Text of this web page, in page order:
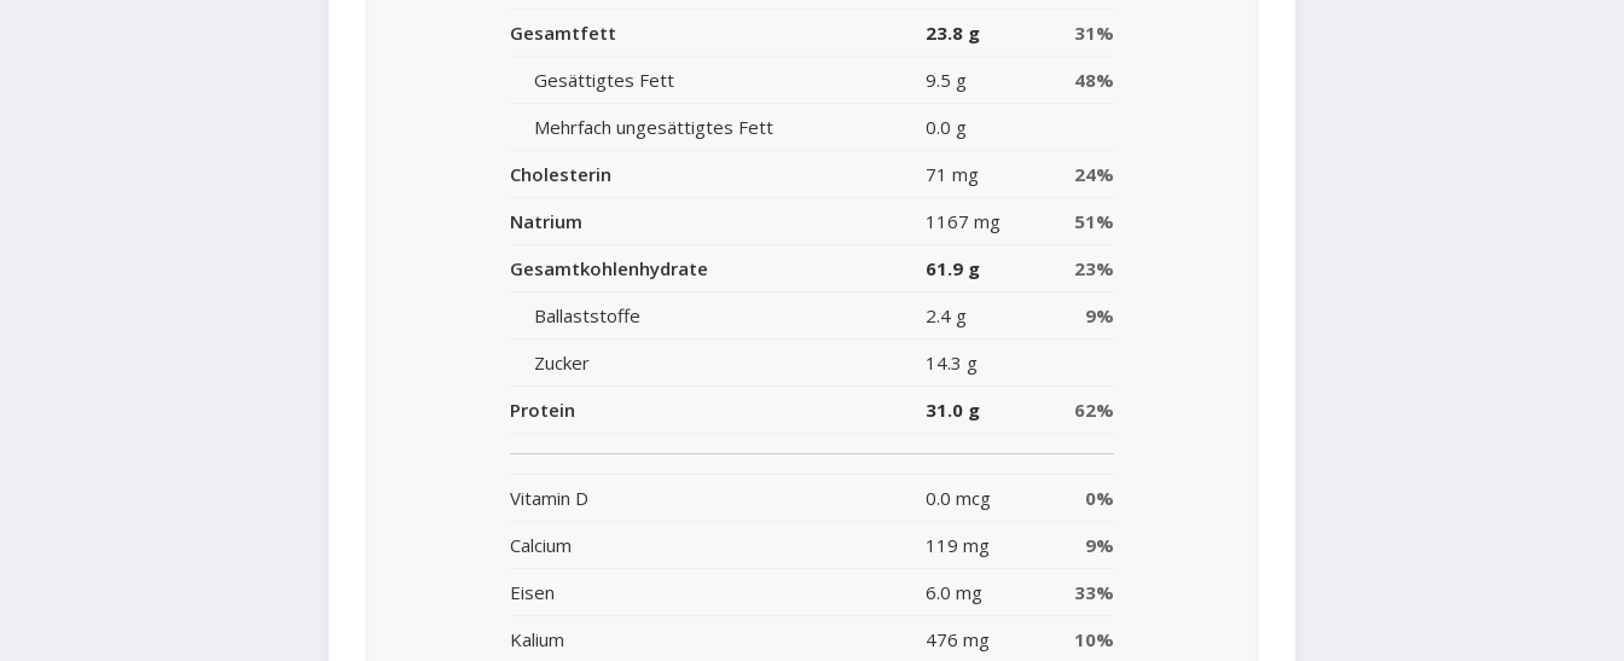
Gesamtfett 23.8 g
31%
Gesättigtes Fett
9.5 g
48%
Mehrfach ungesättigtes Fett
0.0 g
Cholesterin
71 mg
24%
Natrium
1167 mg
51%
Gesamtkohlenhydrate
61.9 g
23%
Ballaststoffe
2.4 g
9%
Zucker
14.3 g
Protein
31.0 g 62%
Vitamin D 0.0 mcg
0%
Calcium
119 mg
9%
Eisen
6.0 mg
33%
Kalium
476 mg 10%